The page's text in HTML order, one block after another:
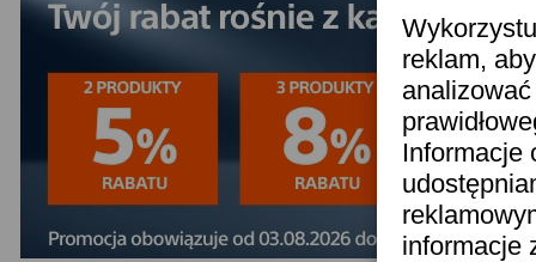
reklam,
Informacje
informacje